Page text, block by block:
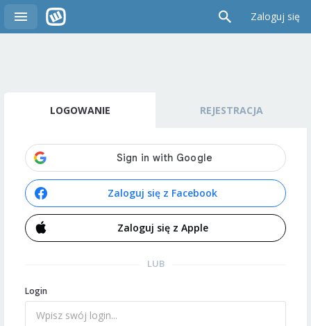
Zaloguj się
LOGOWANIE REJESTRACJA
Zaloguj się z Facebook
Zaloguj się z Apple
LUB
Login